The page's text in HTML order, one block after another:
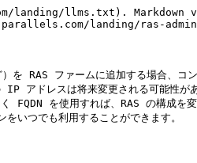
llms.txt). Markdown
landing/ras-
RAS ファームに追加する場合、コ
アドレスは将来変更される可能性が
を使用すれば、RAS の構成を
つでも利用することができます。